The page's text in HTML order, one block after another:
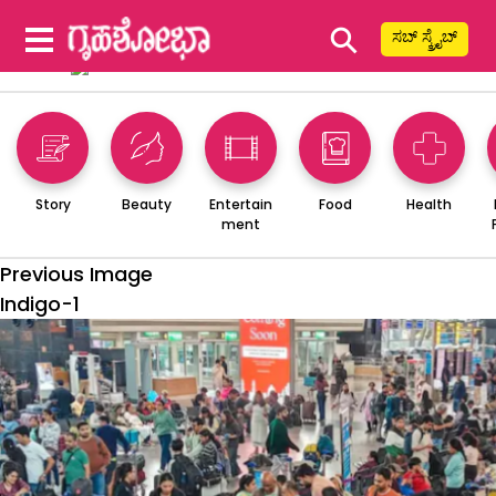
⚲ ಸಬ್ ಸ್ಕ್ರೈಬ್
Story Beauty
Entertain
ment
Food Health
Previous Image
Indigo-1